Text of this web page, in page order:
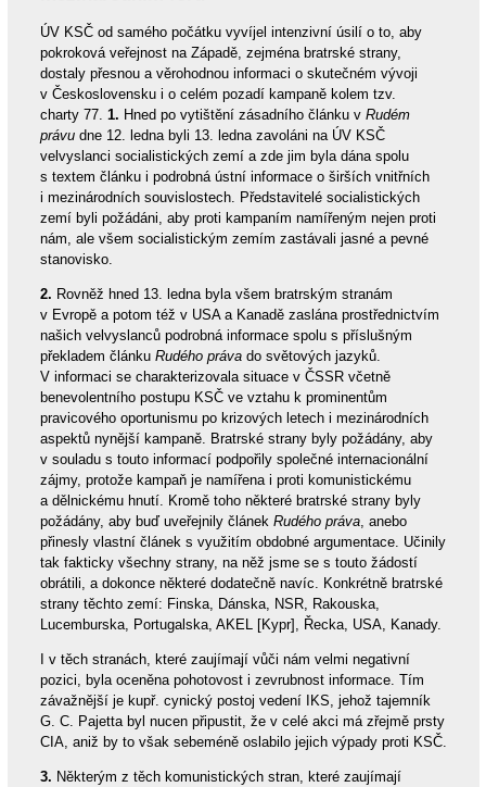
ÚV KSČ od samého počátku vyvíjel intenzivní úsilí o to, aby
pokroková veřejnost na Západě, zejména bratrské strany,
dostaly přesnou a věrohodnou informaci o skutečném vývoji
v Československu i o celém pozadí kampaně kolem tzv.
charty 77. 1. Hned po vytištění zásadního článku v Rudém
právudne 12. ledna byli 13. ledna zavoláni na ÚV KSČ
velvyslanci socialistických zemí a zde jim byla dána spolu
s textem článku i podrobná ústní informace o širších vnitřních
i mezinárodních souvislostech. Představitelé socialistických
zemí byli požádáni, aby proti kampaním namířeným nejen proti
nám, ale všem socialistickým zemím zastávali jasné a pevné
stanovisko.
2. Rovněž hned 13. ledna byla všem bratrským stranám
v Evropě a potom též v USA a Kanadě zaslána prostřednictvím
našich velvyslanců podrobná informace spolu s příslušným
překladem článku Rudého právado světových jazyků.
V informaci se charakterizovala situace v ČSSR včetně
benevolentního postupu KSČ ve vztahu k prominentům
pravicového oportunismu po krizových letech i mezinárodních
aspektů nynější kampaně. Bratrské strany byly požádány, aby
v souladu s touto informací podpořily společné internacionální
zájmy, protože kampaň je namířena i proti komunistickému
a dělnickému hnutí. Kromě toho některé bratrské strany byly
požádány, aby buď uveřejnily článek Rudého práva, anebo
přinesly vlastní článek s využitím obdobné argumentace. Učinily
tak fakticky všechny strany, na něž jsme se s touto žádostí
obrátili, a dokonce některé dodatečně navíc. Konkrétně bratrské
strany těchto zemí: Finska, Dánska, NSR, Rakouska,
Lucemburska, Portugalska, AKEL [Kypr], Řecka, USA, Kanady.
I v těch stranách, které zaujímají vůči nám velmi negativní
pozici, byla oceněna pohotovost i zevrubnost informace. Tím
závažnější je kupř. cynický postoj vedení IKS, jehož tajemník
G. C. Pajetta byl nucen připustit, že v celé akci má zřejmě prsty
CIA, aniž by to však sebeméně oslabilo jejich výpady proti KSČ.
3. Některým z těch komunistických stran, které zaujímají